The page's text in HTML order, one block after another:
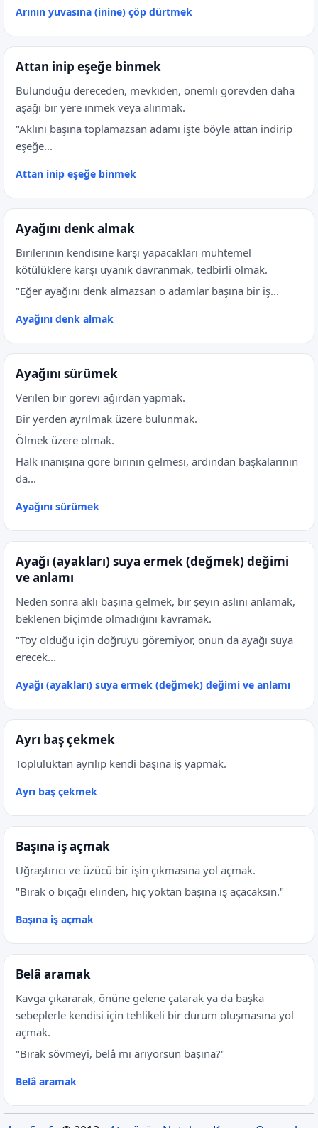
Arının yuvasına (inine) çöp dürtmek
Attan inip eşeğe binmek
Bulunduğu dereceden, mevkiden, önemli görevden daha
aşağı bir yere inmek veya alınmak.
"Aklını başına toplamazsan adamı işte böyle attan indirip
eşeğe...
Attan inip eşeğe binmek
Ayağını denk almak
Birilerinin kendisine karşı yapacakları muhtemel
kötülüklere karşı uyanık davranmak, tedbirli olmak.
"Eğer ayağını denk almazsan o adamlar başına bir iş...
Ayağını denk almak
Ayağını sürümek
Verilen bir görevi ağırdan yapmak.
Bir yerden ayrılmak üzere bulunmak.
Ölmek üzere olmak.
Halk inanışına göre birinin gelmesi, ardından başkalarının
da...
Ayağını sürümek
Ayağı (ayakları) suya ermek (değmek) değimi
ve anlamı
Neden sonra aklı başına gelmek, bir şeyin aslını anlamak,
beklenen biçimde olmadığını kavramak.
"Toy olduğu için doğruyu göremiyor, onun da ayağı suya
erecek...
Ayağı (ayakları) suya ermek (değmek) değimi ve anlamı
Ayrı baş çekmek
Topluluktan ayrılıp kendi başına iş yapmak.
Ayrı baş çekmek
Başına iş açmak
Uğraştırıcı ve üzücü bir işin çıkmasına yol açmak.
"Bırak o bıçağı elinden, hiç yoktan başına iş açacaksın."
Başına iş açmak
Belâ aramak
Kavga çıkararak, önüne gelene çatarak ya da başka
sebeplerle kendisi için tehlikeli bir durum oluşmasına yol
açmak.
"Bırak sövmeyi, belâ mı arıyorsun başına?"
Belâ aramak